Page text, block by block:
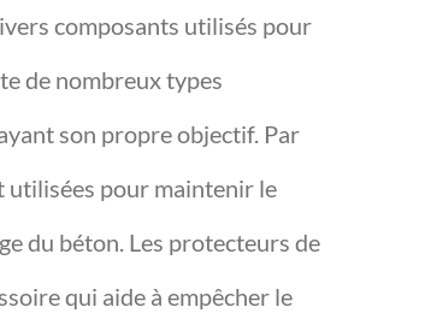
composants utilisés pour
de nombreux types
son propre objectif. Par
utilisées pour maintenir le
du béton. Les protecteurs de
qui aide à empêcher le